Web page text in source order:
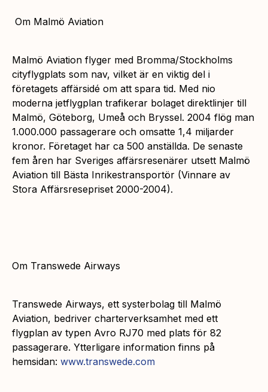
Om Malmö Aviation
Malmö Aviation flyger med Bromma/Stockholms
cityflygplats som nav, vilket är en viktig del i
företagets affärsidé om att spara tid. Med nio
moderna jetflygplan trafikerar bolaget direktlinjer till
Malmö, Göteborg, Umeå och Bryssel. 2004 flög man
1.000.000 passagerare och omsatte 1,4 miljarder
kronor. Företaget har ca 500 anställda. De senaste
fem åren har Sveriges affärsresenärer utsett Malmö
Aviation till Bästa Inrikestransportör (Vinnare av
Stora Affärsresepriset 2000-2004).
Om Transwede Airways
Transwede Airways, ett systerbolag till Malmö
Aviation, bedriver charterverksamhet med ett
flygplan av typen Avro RJ70 med plats för 82
passagerare. Ytterligare information finns på
hemsidan: www.transwede.com